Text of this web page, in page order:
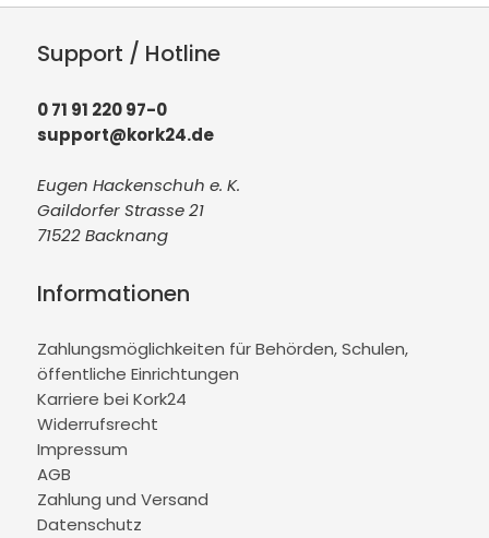
Support / Hotline
0 71 91 220 97-0
support@kork24.de
Eugen Hackenschuh e. K.
Gaildorfer Strasse 21
71522 Backnang
Informationen
Zahlungsmöglichkeiten für Behörden, Schulen,
öffentliche Einrichtungen
Karriere bei Kork24
Widerrufsrecht
Impressum
AGB
Zahlung und Versand
Datenschutz